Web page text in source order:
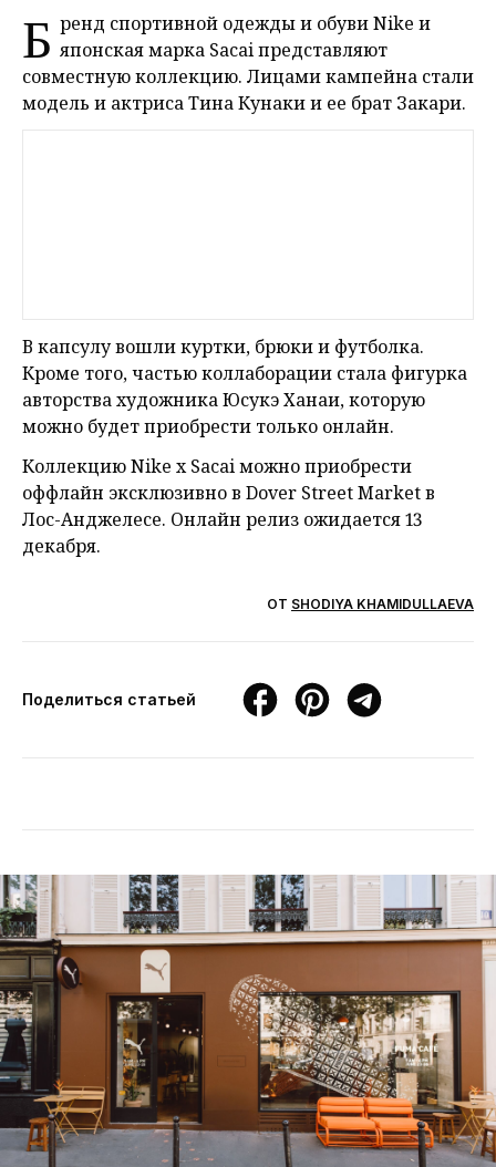
Б ренд спортивной одежды и обуви Nike и
японская марка Sacai представляют
совместную коллекцию. Лицами кампейна стали
модель и актриса Тина Кунаки и ее брат Закари.
В капсулу вошли куртки, брюки и футболка.
Кроме того, частью коллаборации стала фигурка
авторства художника Юсукэ Ханаи, которую
можно будет приобрести только онлайн.
Коллекцию Nike х Sacai можно приобрести
оффлайн эксклюзивно в Dover Street Market в
Лос-Анджелесе. Онлайн релиз ожидается 13
декабря.
ОТ SHODIYA KHAMIDULLAEVA
Поделиться статьей